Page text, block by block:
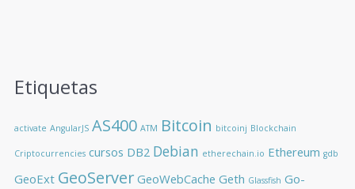
Etiquetas
activate AngularJS AS400 ATM Bitcoin bitcoinj Blockchain
Criptocurrencies cursos DB2 Debian etherechain.io Ethereum gdb
GeoExt GeoServer GeoWebCache Geth Glassfish Go-